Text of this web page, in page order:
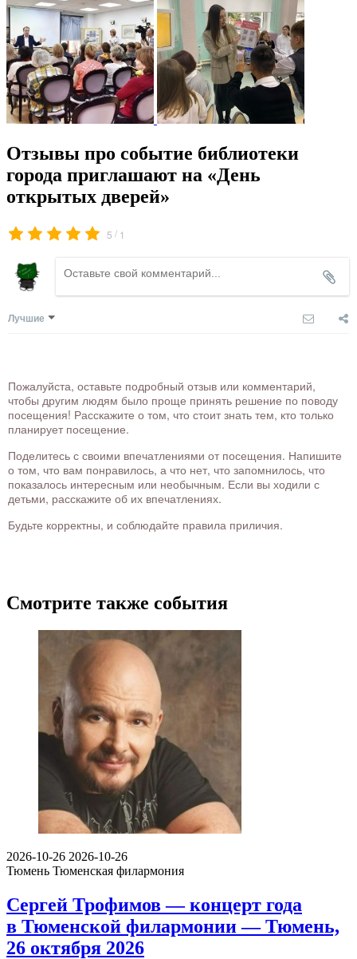
Отзывы про событие библиотеки
города приглашают на «День
открытых дверей»
5 / 1
Лучшие
Пожалуйста, оставьте подробный отзыв или комментарий,
чтобы другим людям было проще принять решение по поводу
посещения! Расскажите о том, что стоит знать тем, кто только
планирует посещение.
Поделитесь с своими впечатлениями от посещения. Напишите
о том, что вам понравилось, а что нет, что запомнилось, что
показалось интересным или необычным. Если вы ходили с
детьми, расскажите об их впечатлениях.
Будьте корректны, и соблюдайте правила приличия.
Смотрите также события
2026-10-26 2026-10-26
Тюмень Тюменская филармония
Сергей Трофимов — концерт года
в Тюменской филармонии — Тюмень,
26 октября 2026